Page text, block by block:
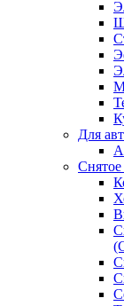
Для
Снятое